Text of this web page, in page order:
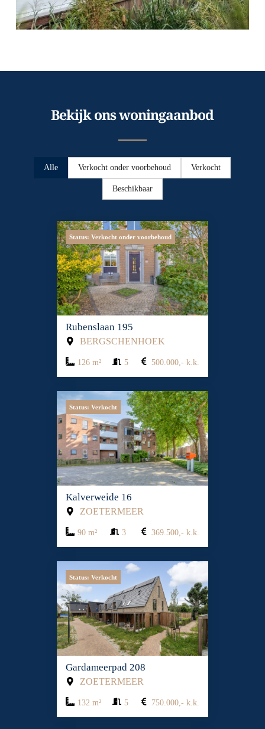
Bekijk ons woningaanbod
Alle Verkocht onder voorbehoud Verkocht
Beschikbaar
Rubenslaan 195
BERGSCHENHOEK
Status: Verkocht onder voorbehoud
126 m² 5 500.000,- k.k.
Kalverweide 16
ZOETERMEER
Status: Verkocht
90 m² 3 369.500,- k.k.
Gardameerpad 208
ZOETERMEER
Status: Verkocht
132 m² 5 750.000,- k.k.